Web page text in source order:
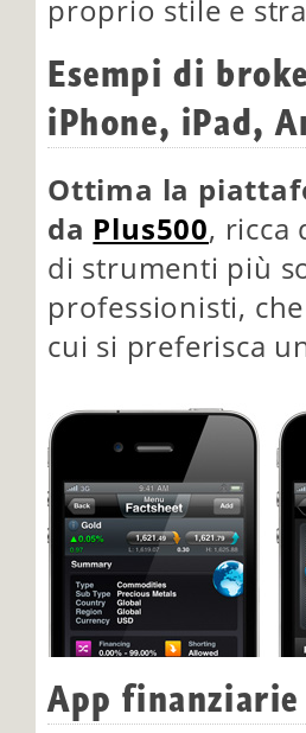
proprio stile e
Esempi di
iPhone, iPad,
Ottima la
da Plus500, ricca
di strumenti più
professionisti,
cui si preferisca
App